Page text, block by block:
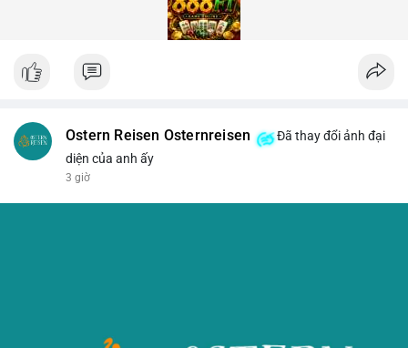
Ostern Reisen Osternreisen
Đã thay đổi ảnh đại
diện của anh ấy
3 giờ